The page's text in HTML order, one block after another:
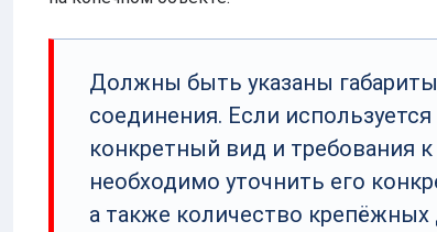
Должны быть указаны
соединения. Если
конкретный вид и требования
необходимо уточнить его
а также количество крепёжных